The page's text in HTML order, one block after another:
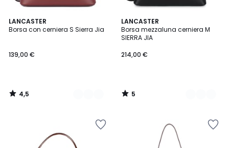
LANCASTER
Borsa con cerniera S Sierra Jia
139,00 €
4,5
/ 5
2
Colori
4,5
/
LANCASTER
Borsa mezzaluna cerniera M
SIERRA JIA
214,00 €
5
/
5
3
Colori
5
/